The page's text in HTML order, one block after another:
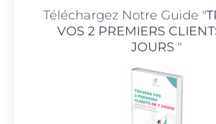
Téléchargez Notre Guide "
VOS 2 PREMIERS
JOURS"